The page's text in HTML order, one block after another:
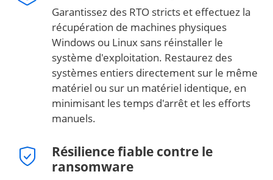
Garantissez des RTO stricts et effectuez la
récupération de machines physiques
Windows ou Linux sans réinstaller le
système d'exploitation. Restaurez des
systèmes entiers directement sur le même
matériel ou sur un matériel identique, en
minimisant les temps d'arrêt et les efforts
manuels.
Résilience fiable contre le
ransomware